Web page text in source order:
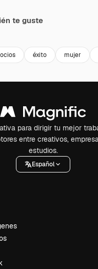
te guste
éxito mujer
para dirigir tu mejor
entre creativos,
estudios.
Español